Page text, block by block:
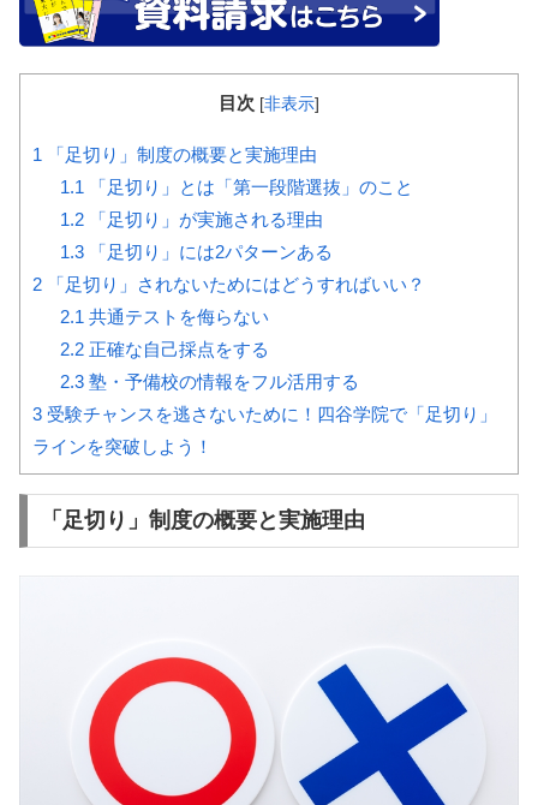
目次 [非表示]
1 「足切り」制度の概要と実施理由
1.1 「足切り」とは「第一段階選抜」のこと
1.2「足切り」が実施される理由
1.3「足切り」には2パターンある
2 「足切り」されないためにはどうすればいい？
2.1 共通テストを侮らない
2.2正確な自己採点をする
2.3塾・予備校の情報をフル活用する
3 受験チャンスを逃さないために！四谷学院で「足切り」
ラインを突破しよう！
「足切り」制度の概要と実施理由